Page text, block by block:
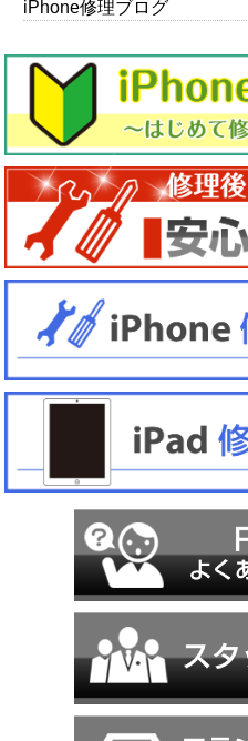
iPhone修理ブログ